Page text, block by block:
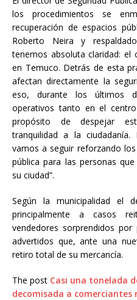
los procedimientos se
recuperación de espacios
Roberto Neira y
tenemos absoluta claridad: el
en Temuco. Detrás de esta
afectan directamente la
eso, durante los últimos
operativos tanto en el
propósito de despejar
tranquilidad a la
vamos a seguir reforzando
pública para las personas
su ciudad”.
Según la municipalidad el
principalmente a casos
vendedores sorprendidos
advertidos que, ante una
retiro total de su mercancía.
The post Casi una tonelada
decomisada a